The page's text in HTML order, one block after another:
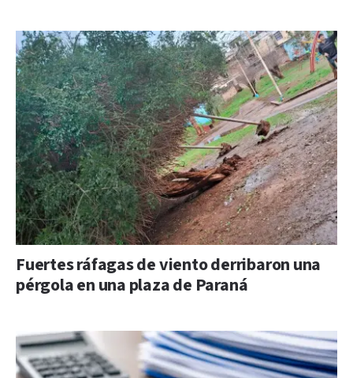
Fuertes ráfagas de viento derribaron una
pérgola en una plaza de Paraná